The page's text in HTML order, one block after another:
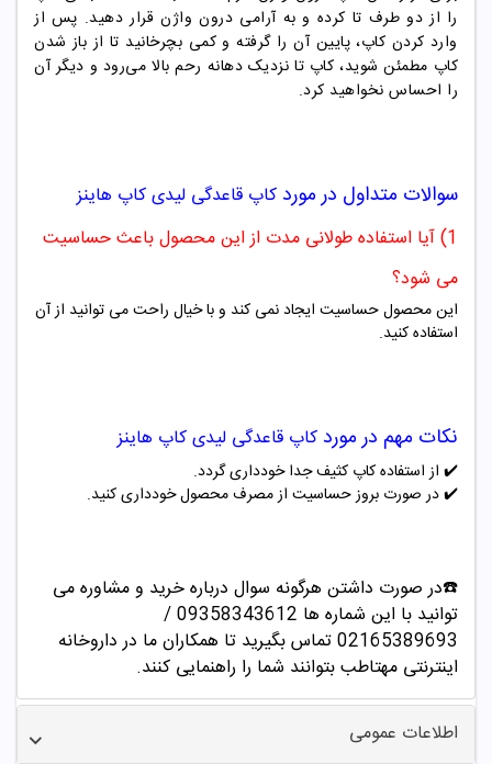
را از دو طرف تا کرده و به آرامی درون واژن قرار دهید. پس از
وارد کردن کاپ، پایین آن را گرفته و کمی بچرخانید تا از باز شدن
کاپ مطمئن شوید، کاپ تا نزدیک دهانه رحم بالا می‌رود و دیگر آن
را احساس نخواهید کرد.
سوالات متداول در مورد کاپ قاعدگی لیدی کاپ هاینز
1) آیا استفاده طولانی مدت از این محصول باعث حساسیت
می شود؟
این محصول حساسیت ایجاد نمی کند و با خیال راحت می توانید از آن
استفاده کنید.
نکات مهم در مورد کاپ قاعدگی لیدی کاپ هاینز
✔️ از استفاده کاپ کثیف جدا خودداری گردد.
✔️در صورت بروز حساسیت از مصرف محصول خودداری کنید.
☎️در صورت داشتن هرگونه سوال درباره خرید و مشاوره می
توانید با این شماره ها 09358343612 /
02165389693تماس بگیرید تا همکاران ما در داروخانه
اینترنتی مهتاطب بتوانند شما را راهنمایی کنند.
اطلاعات عمومی